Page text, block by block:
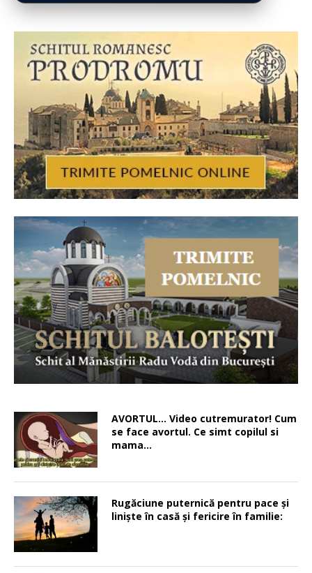
AVORTUL… Video cutremurator! Cum
se face avortul. Ce simt copilul si
mama…
Rugăciune puternică pentru pace şi
linişte în casă şi fericire în familie: